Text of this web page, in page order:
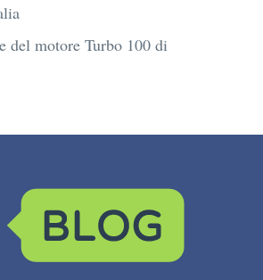
del motore Turbo 100 di